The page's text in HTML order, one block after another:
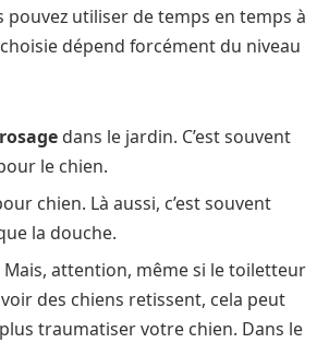
pouvez utiliser de temps en temps à
dépend forcément du niveau
dans le jardin. C’est souvent
le chien.
chien. Là aussi, c’est souvent
la douche.
Mais, attention, même si le toiletteur
des chiens retissent, cela peut
traumatiser votre chien. Dans le